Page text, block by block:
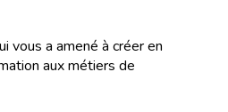
vous a amené à créer en
aux métiers de